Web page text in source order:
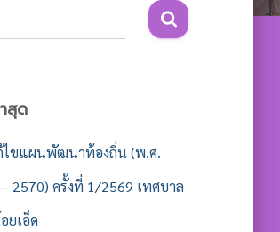
สุด
ไขแผนพัฒนาท้องถิ่น (พ.ศ.
2570) ครั้งที่ 1/2569 เทศบาล
ยเอ็ด